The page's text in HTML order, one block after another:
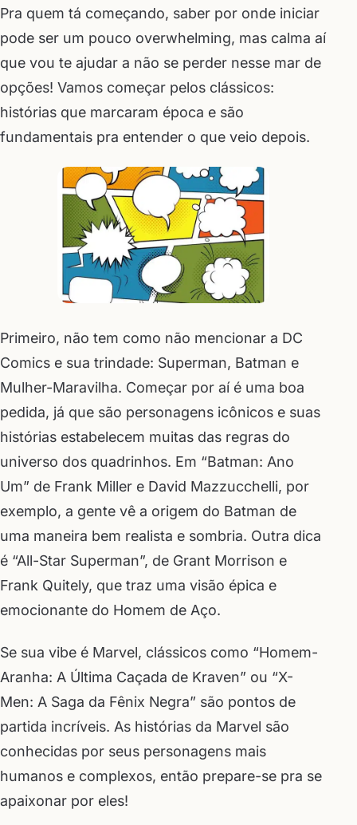
Pra quem tá começando, saber por onde iniciar
pode ser um pouco overwhelming, mas calma aí
que vou te ajudar a não se perder nesse mar de
opções! Vamos começar pelos clássicos:
histórias que marcaram época e são
fundamentais pra entender o que veio depois.
Primeiro, não tem como não mencionar a DC
Comics e sua trindade: Superman, Batman e
Mulher-Maravilha. Começar por aí é uma boa
pedida, já que são personagens icônicos e suas
histórias estabelecem muitas das regras do
universo dos quadrinhos. Em “Batman: Ano
Um” de Frank Miller e David Mazzucchelli, por
exemplo, a gente vê a origem do Batman de
uma maneira bem realista e sombria. Outra dica
é “All-Star Superman”, de Grant Morrison e
Frank Quitely, que traz uma visão épica e
emocionante do Homem de Aço.
Se sua vibe é Marvel, clássicos como “Homem-
Aranha: A Última Caçada de Kraven” ou “X-
Men: A Saga da Fênix Negra” são pontos de
partida incríveis. As histórias da Marvel são
conhecidas por seus personagens mais
humanos e complexos, então prepare-se pra se
apaixonar por eles!